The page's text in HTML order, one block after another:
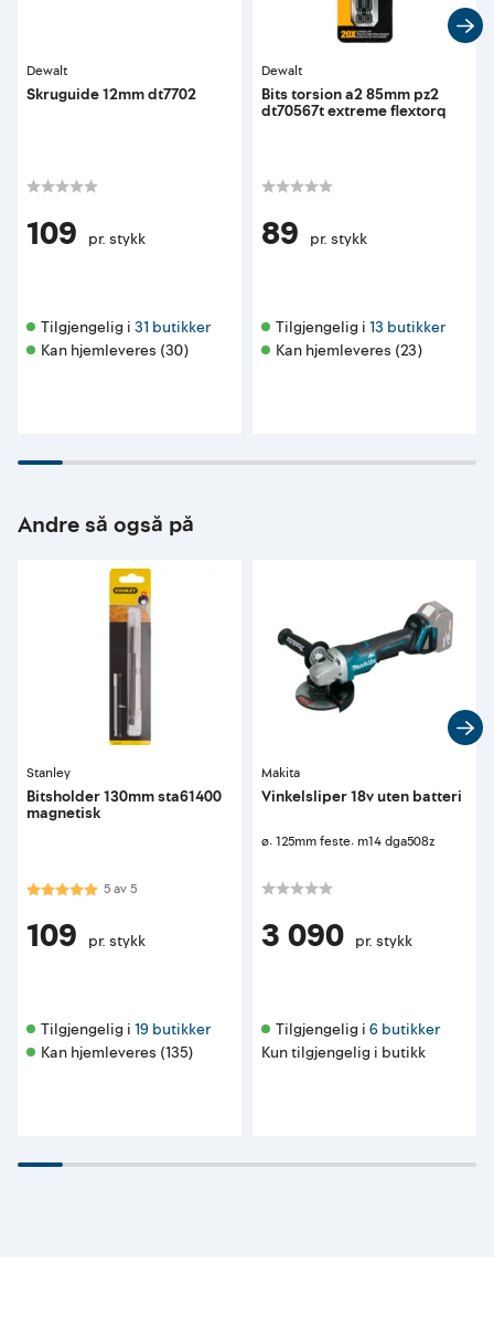
Dewalt
Skruguide 12mm dt7702
109 pr. stykk
Tilgjengelig i 31 butikker
Kan hjemleveres (30)
Dewalt
Bits torsion a2 85mm pz2
dt70567t extreme flextorq
89 pr. stykk
Tilgjengelig i 13 butikker
Kan hjemleveres (23)
Andre så også på
Stanley
Bitsholder 130mm sta61400
magnetisk
Karakter:5.0 av 5 mulige
5av5
109 pr. stykk
Tilgjengelig i 19 butikker
Kan hjemleveres (135)
Makita
Vinkelsliper 18v uten batteri
ø: 125mm feste: m14 dga508z
3 090 pr. stykk
Tilgjengelig i 6 butikker
Kun tilgjengelig i butikk